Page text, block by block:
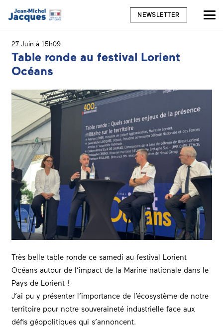
NEWSLETTER
27 Juin à 15h09
Table ronde au festival Lorient
Océans
Très belle table ronde ce samedi au festival Lorient
Océansautour de l’impact de la Marine nationale dans le
Pays de Lorient !
J’ai pu y présenter l’importance de l’écosystème de notre
territoire pour notre souveraineté industrielle face aux
défis géopolitiques qui s’annoncent.